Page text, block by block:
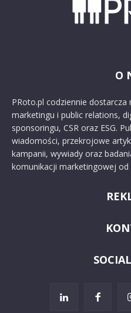
O
PRoto.pl codziennie
marketingu i public relations,
sponsoringu, CSR oraz ESG.
wiadomości, przekrojowe
kampanii, wywiady oraz
komunikacji marketingowej od